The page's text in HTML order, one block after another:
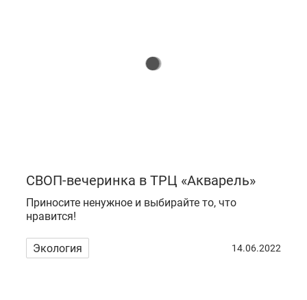
СВОП-вечеринка в ТРЦ «Акварель»
Приносите ненужное и выбирайте то, что
нравится!
Экология 14.06.2022